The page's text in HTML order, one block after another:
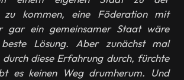
zu kommen, eine Föderation mit
gar ein gemeinsamer Staat wäre
Lösung. Aber zunächst mal
durch diese Erfahrung durch, fürchte
es keinen Weg drumherum. Und